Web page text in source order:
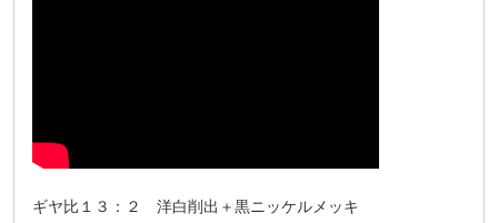
ギヤ比１３：２ 洋白削出＋黒ニッケルメッキ